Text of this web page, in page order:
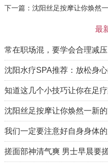
下一篇： 沈阳丝足按摩让你焕然
最
常在职场混，要学会合理减压
沈阳水疗SPA推荐：放松身
知道这几个小技巧让你在足
沈阳丝足按摩让你焕然一新
我们一定要注意好自身身体
搓面部神清气爽 男士早晨要